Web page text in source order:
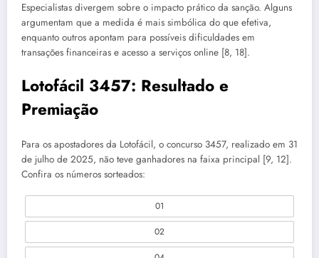
Especialistas divergem sobre o impacto prático da sanção. Alguns
argumentam que a medida é mais simbólica do que efetiva,
enquanto outros apontam para possíveis dificuldades em
transações financeiras e acesso a serviços online [8, 18].
Lotofácil 3457: Resultado e
Premiação
Para os apostadores da Lotofácil, o concurso 3457, realizado em 31
de julho de 2025, não teve ganhadores na faixa principal [9, 12].
Confira os números sorteados:
01
02